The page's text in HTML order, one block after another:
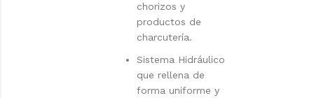
chorizos y
productos de
charcutería.
Sistema Hidráulico
que rellena de
forma uniforme y